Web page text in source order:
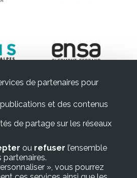
de partenaires pour
et des contenus
de partage sur les réseaux
ou refuser l’ensemble
partenaires.
», vous pourrez